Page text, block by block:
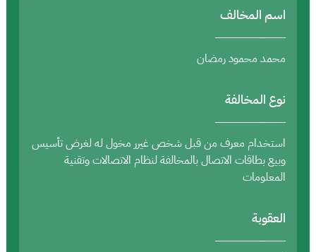
اسم المخالف
محمد محمود رمضان
نوع المخالفة
استخدام معرف من قبل شخص غيرر مخول له لغرض تأسيس
وبيع بطاقات الاتصال بالمخالفة لنظام الاتصالات وتقنية
المعلومات
العقوبة